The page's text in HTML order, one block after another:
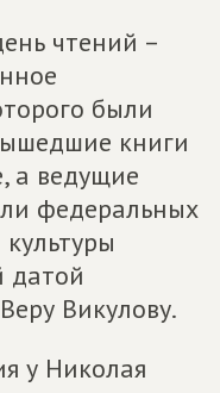
чтений –
были
книги
а ведущие
федеральных
датой
Викулову.
у Николая